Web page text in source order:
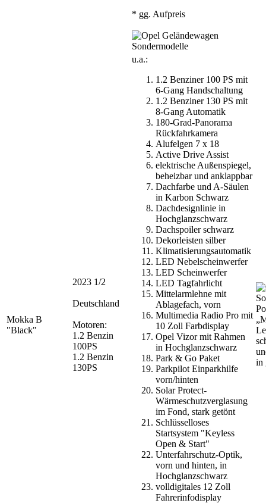
* gg. Aufpreis
Mokka B
"Black"
2023 1/2
Deutschland
Motoren:
1.2 Benzin
100PS
1.2 Benzin
130PS
u.a.:
1.2 Benziner 100 PS mit
6-Gang Handschaltung
1.2 Benziner 130 PS mit
8-Gang Automatik
180-Grad-Panorama
Rückfahrkamera
Alufelgen 7 x 18
Active Drive Assist
elektrische Außenspiegel,
beheizbar und anklappbar
Dachfarbe und A-Säulen
in Karbon Schwarz
Dachdesignlinie in
Hochglanzschwarz
Dachspoiler schwarz
Dekorleisten silber
Klimatisierungsautomatik
LED Nebelscheinwerfer
LED Scheinwerfer
LED Tagfahrlicht
Mittelarmlehne mit
Ablagefach, vorn
Multimedia Radio Pro mit
10 Zoll Farbdisplay
Opel Vizor mit Rahmen
in Hochglanzschwarz
Park & Go Paket
Parkpilot Einparkhilfe
vorn/hinten
Solar Protect-
Wärmeschutzverglasung
im Fond, stark getönt
Schlüsselloses
Startsystem "Keyless
Open & Start"
Unterfahrschutz-Optik,
vorn und hinten, in
Hochglanzschwarz
volldigitales 12 Zoll
Fahrerinfodisplay
in